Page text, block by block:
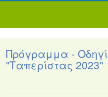
Πρόγραμμα -
"Ταπερίστας 2023"